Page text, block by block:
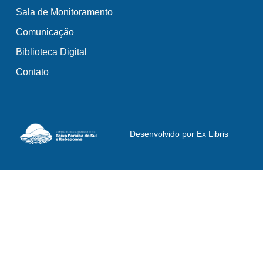
Sala de Monitoramento
Comunicação
Biblioteca Digital
Contato
Desenvolvido por Ex Libris